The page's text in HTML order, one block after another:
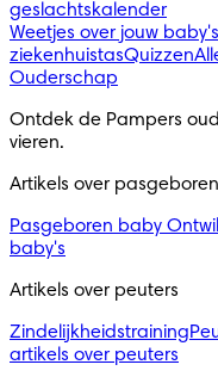
geslachtskalender
Weetjes over jouw
ziekenhuistasQuizzen
Ouderschap
Ontdek de Pampers
vieren.
Artikels over
Pasgeboren baby
baby's
Artikels over peuters
Zindelijkheidstraining
artikels over peuters